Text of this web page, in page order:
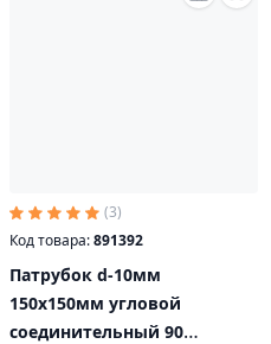
(3)
Код товара:891392
Патрубок d-10мм
150х150мм угловой
соединительный 90